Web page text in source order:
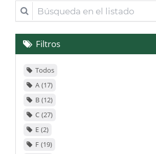
Búsqueda
en
el
listadoFiltros
Todos
A 17
B 12
C 27
E 2
F 19